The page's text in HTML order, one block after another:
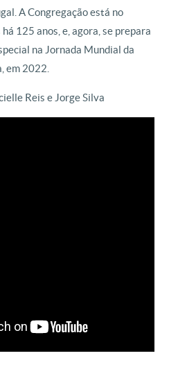
A Congregação está no
125 anos, e, agora, se prepara
na Jornada Mundial da
em 2022.
Reis e Jorge Silva